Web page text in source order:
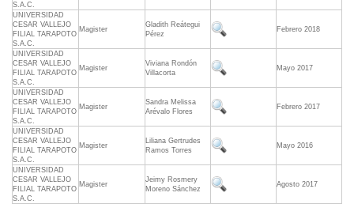
S.A.C.
UNIVERSIDAD
CESAR VALLEJO
FILIAL TARAPOTO
S.A.C.
Magister
Gladith Reátegui
Pérez
Febrero 2018
UNIVERSIDAD
CESAR VALLEJO
FILIAL TARAPOTO
S.A.C.
Magister
Viviana Rondón
Villacorta
Mayo 2017
UNIVERSIDAD
CESAR VALLEJO
FILIAL TARAPOTO
S.A.C.
Magister
Sandra Melissa
Arévalo Flores
Febrero 2017
UNIVERSIDAD
CESAR VALLEJO
FILIAL TARAPOTO
S.A.C.
Magister
Liliana Gertrudes
Ramos Torres
Mayo 2016
UNIVERSIDAD
CESAR VALLEJO
FILIAL TARAPOTO
S.A.C.
Magister
Jeimy Rosmery
Moreno Sánchez
Agosto 2017